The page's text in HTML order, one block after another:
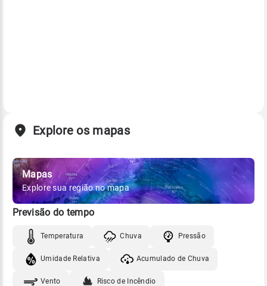
Explore os mapas
Mapas
Explore sua região no mapa
Previsão do tempo
Temperatura Chuva Pressão
Umidade Relativa Acumulado de Chuva
Vento Risco de Incêndio